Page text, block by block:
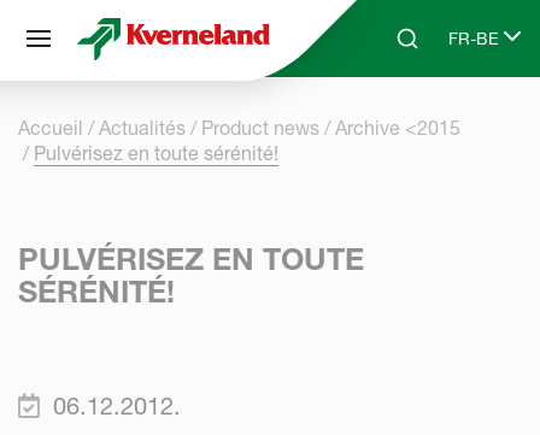
Skip to main content
SearchFR-BE
Select
Accueil Actualités Product news
Archive <2015
Pulvérisez en toute sérénité!
PULVÉRISEZ EN TOUTE
SÉRÉNITÉ!
06.12.2012.
Panneau de gestion des cookies